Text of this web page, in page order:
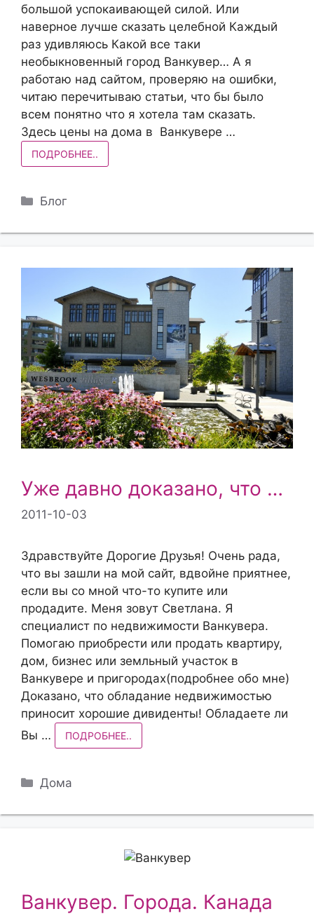
большой успокаивающей силой. Или
наверное лучше сказать целебной Каждый
раз удивляюсь Какой все таки
необыкновенный город Ванкувер… А я
работаю над сайтом, проверяю на ошибки,
читаю перечитываю статьи, что бы было
всем понятно что я хотела там сказать.
Здесь цены на дома в Ванкувере …
ПОДРОБНЕЕ..
Рубрики
Блог
Уже давно доказано, что …
2011-10-03
Здравствуйте Дорогие Друзья! Очень рада,
что вы зашли на мой сайт, вдвойне приятнее,
если вы со мной что-то купите или
продадите. Меня зовут Светлана. Я
специалист по недвижимости Ванкувера.
Помогаю приобрести или продать квартиру,
дом, бизнес или земльный участок в
Ванкувере и пригородах(подробнее обо мне)
Доказано, что обладание недвижимостью
приносит хорошие дивиденты! Обладаете ли
Вы …
ПОДРОБНЕЕ..
Рубрики
Дома
Ванкувер. Города. Канада